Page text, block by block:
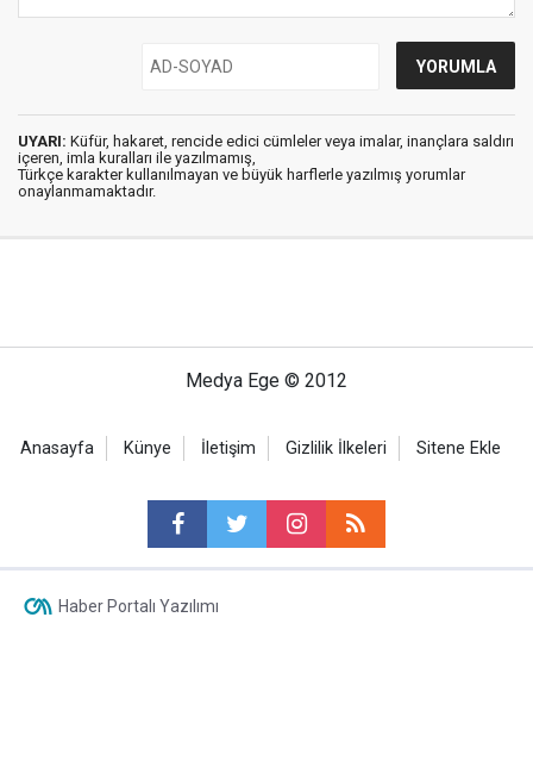
UYARI: Küfür, hakaret, rencide edici cümleler veya imalar, inançlara saldırı
içeren, imla kuralları ile yazılmamış,
Türkçe karakter kullanılmayan ve büyük harflerle yazılmış yorumlar
onaylanmamaktadır.
Medya Ege © 2012
Anasayfa Künye İletişim Gizlilik İlkeleri Sitene Ekle
Haber Portalı Yazılımı